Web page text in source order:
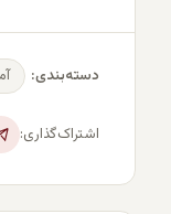
دسته‌بندی:
اشتراک‌گذاری: